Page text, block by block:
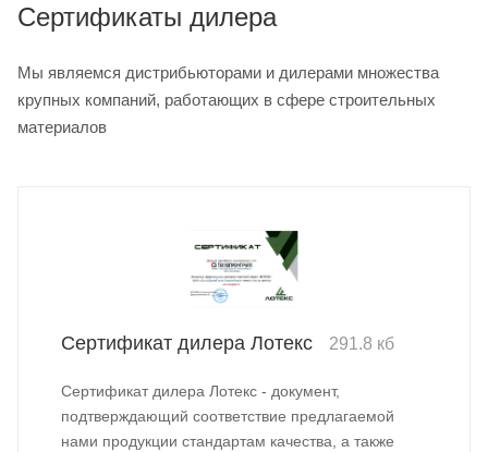
Сертификаты дилера
Мы являемся дистрибьюторами и дилерами множества
крупных компаний, работающих в сфере строительных
материалов
Сертификат дилера Лотекс 291.8 кб
Сертификат дилера Лотекс - документ,
подтверждающий соответствие предлагаемой
нами продукции стандартам качества, а также